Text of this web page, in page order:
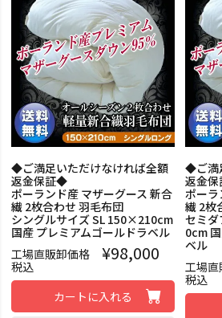
◆ご満足いただけなければ全額
返金保証◆
ポーランド産 マザーグース 新合
繊 2枚合わせ 羽毛布団
シングルサイズ SL 150×210cm
国産 プレミアムゴールドラベル
工場直販卸価格
¥98,000
税込
カートに入れる
◆ご満
返金
ポーラ
繊 2枚
セミ
0cm
ベル
工場
税込